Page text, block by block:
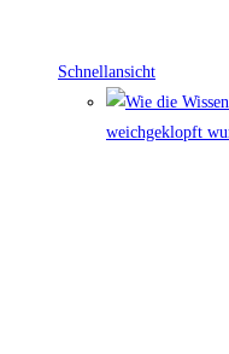
Schnellansicht